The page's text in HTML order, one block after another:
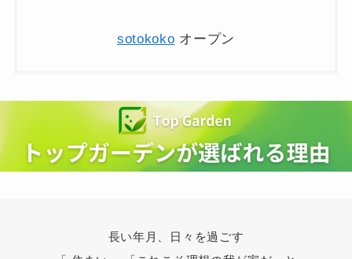
sotokoko オープン
長い年月、日々を過ごす